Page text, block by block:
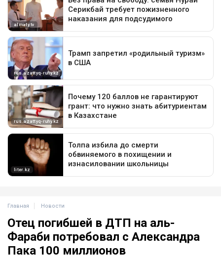
Главная Новости
Отец погибшей в ДТП на аль-
Фараби потребовал с Александра
Пака 100 миллионов